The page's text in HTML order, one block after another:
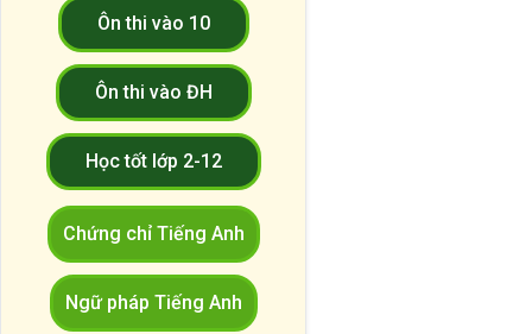
Ôn thi vào 10
Ôn thi vào ĐH
Học tốt lớp 2-12
Chứng chỉ Tiếng Anh
Ngữ pháp Tiếng Anh